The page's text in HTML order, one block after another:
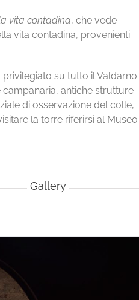
vita contadina, che vede
vita contadina, provenienti
su tutto il Valdarno
antiche strutture
di osservazione del colle,
la torre riferirsi al Museo
Gallery